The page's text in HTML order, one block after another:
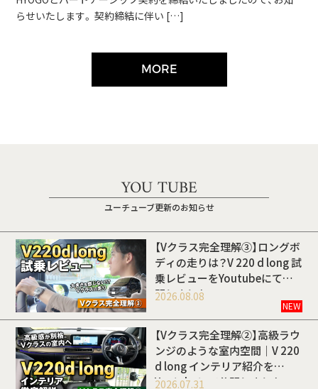
らせいたします。 契約締結に伴い […]
MORE
YOU TUBE
ユーチューブ更新のお知らせ
【Vクラス完全理解③】ロングボ
ディの走りは？V 220 d long 試
乗レビューをYoutubeにて公
開しました
2026.08.08
NEW
【Vクラス完全理解②】高級ラウ
ンジのような室内空間｜V 220
d long インテリア紹介を
Youtubeにて公開しました
2026.07.31